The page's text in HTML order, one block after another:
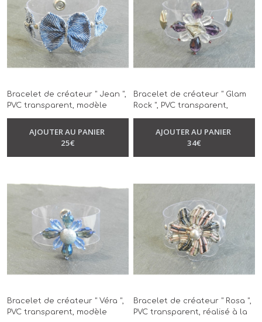
Bracelet de créateur " Jean ",
PVC transparent, modèle
BraceletAJOUTER AU PANIER
25€
Bracelet de créateur " Glam
Rock ", PVC transparent,
-Bracelet
AJOUTER AU PANIER
34€
Bracelet de créateur " Véra ",
PVC transparent, modèle
Bracelet de créateur " Rosa ",
PVC transparent, réalisé à la